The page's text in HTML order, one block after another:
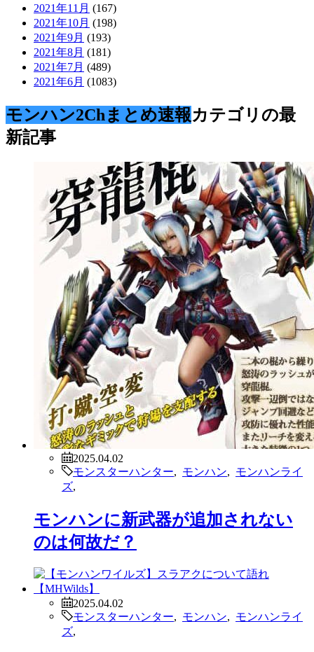
2021年11月 (167)
2021年10月 (198)
2021年9月 (193)
2021年8月 (181)
2021年7月 (489)
2021年6月 (1083)
モンハン2Chまとめ速報カテゴリの最
新記事
2025.04.02
モンスターハンター
モンハン
モンハンライ
ズ
モンハンに新武器が追加されない
のは何故だ？
2025.04.02
モンスターハンター
モンハン
モンハンライ
ズ